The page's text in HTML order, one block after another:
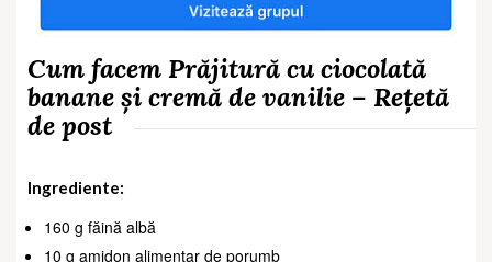
Cum facem Prăjitură cu ciocolată
banane și cremă de vanilie – Rețetă
de post
Ingrediente:
160 g făină albă
10 g amidon alimentar de porumb